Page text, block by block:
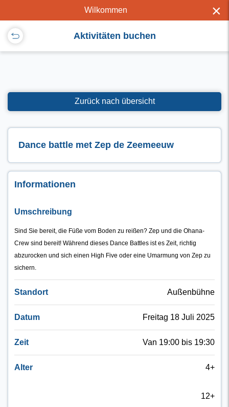
Wilkommen ×
Aktivitäten buchen
Zurück nach übersicht
Dance battle met Zep de Zeemeeuw
Informationen
Umschreibung
Sind Sie bereit, die Füße vom Boden zu reißen? Zep und die Ohana-
Crew sind bereit! Während dieses Dance Battles ist es Zeit, richtig
abzurocken und sich einen High Five oder eine Umarmung von Zep zu
sichern.
Standort Außenbühne
Datum Freitag 18 Juli 2025
Zeit Van 19:00 bis 19:30
Alter 4+
12+